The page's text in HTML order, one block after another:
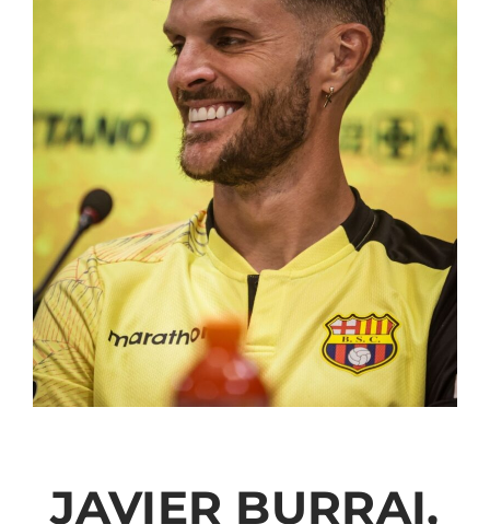
JAVIER BURRAI,